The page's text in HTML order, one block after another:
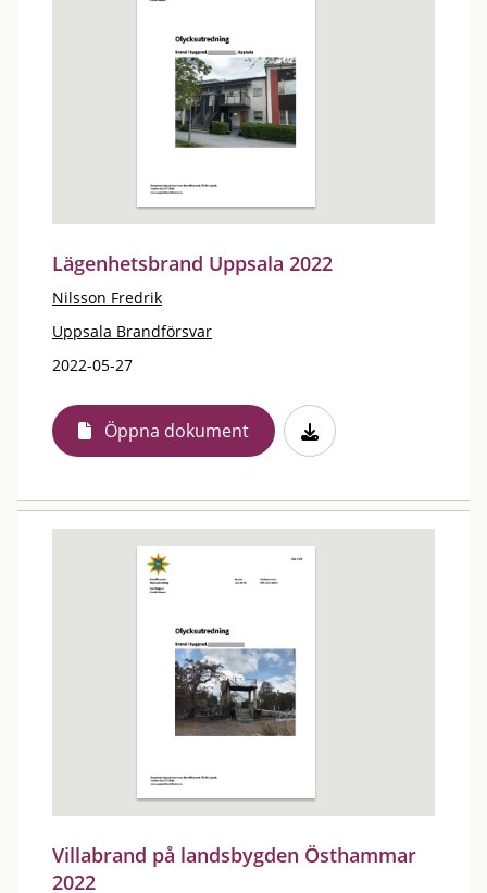
Lägenhetsbrand Uppsala 2022
Nilsson Fredrik
Uppsala Brandförsvar
2022-05-27
Öppna dokument
Villabrand på landsbygden Östhammar
2022